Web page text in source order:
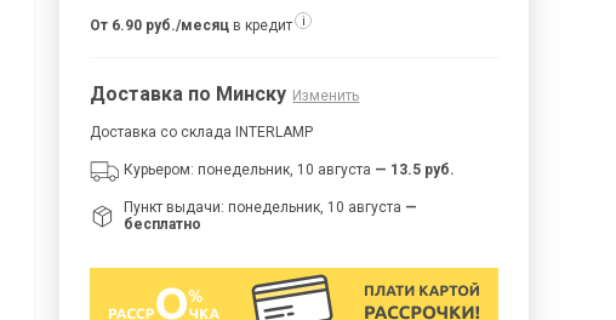
От 6.90 руб./месяц в кредит i
Доставка по Минску Изменить
Доставка со склада INTERLAMP
Курьером: понедельник, 10 августа — 13.5 руб.
Пункт выдачи: понедельник, 10 августа —
бесплатно